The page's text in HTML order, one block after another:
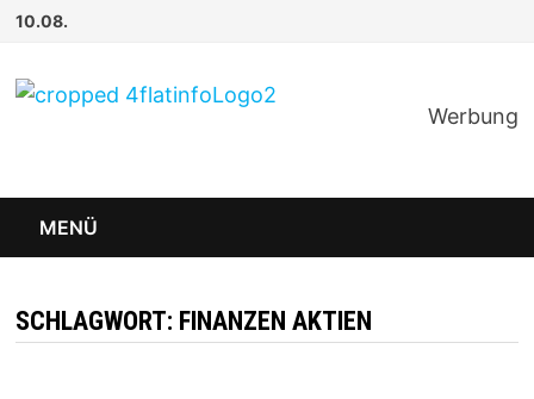
Zum
springen
10.08.
Werbung
MENÜ
SCHLAGWORT: FINANZEN AKTIEN